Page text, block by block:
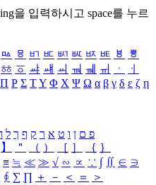
을 입력하시고 space를 누르
ㅰ ㅱ ㅲ ㅳ ㅴ ㅵ ㅶ ㅷ ㅸ
ㅹ
ㆅ ㆆ ㆇ ㆈ ㆉ ㆊ ㆋ ㆌ ㆍ
ㆎ
Π Ρ Σ ΤΥ Φ Χ Ψ Ω α β γ δ ε ζ η
פ ם ן ו ט א ר ק ף ך ל
】 ＂ （ ） ［ ］ ｛ ｝
≡ ≒ ≪ ≫ √ ∽ ∝ ∵ ∫ ∬ ∈ ∋
∮ ∑ ∏ ＋ － ＜ ＝
＞